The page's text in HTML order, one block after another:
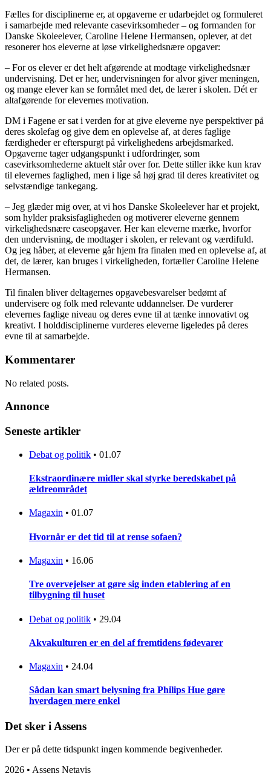
Fælles for disciplinerne er, at opgaverne er udarbejdet og formuleret
i samarbejde med relevante casevirksomheder – og formanden for
Danske Skoleelever, Caroline Helene Hermansen, oplever, at det
resonerer hos eleverne at løse virkelighedsnære opgaver:
– For os elever er det helt afgørende at modtage virkelighedsnær
undervisning. Det er her, undervisningen for alvor giver meningen,
og mange elever kan se formålet med det, de lærer i skolen. Dét er
altafgørende for elevernes motivation.
DM i Fagene er sat i verden for at give eleverne nye perspektiver på
deres skolefag og give dem en oplevelse af, at deres faglige
færdigheder er efterspurgt på virkelighedens arbejdsmarked.
Opgaverne tager udgangspunkt i udfordringer, som
casevirksomhederne aktuelt står over for. Dette stiller ikke kun krav
til elevernes faglighed, men i lige så høj grad til deres kreativitet og
selvstændige tankegang.
– Jeg glæder mig over, at vi hos Danske Skoleelever har et projekt,
som hylder praksisfagligheden og motiverer eleverne gennem
virkelighedsnære caseopgaver. Her kan eleverne mærke, hvorfor
den undervisning, de modtager i skolen, er relevant og værdifuld.
Og jeg håber, at eleverne går hjem fra finalen med en oplevelse af, at
det, de lærer, kan bruges i virkeligheden, fortæller Caroline Helene
Hermansen.
Til finalen bliver deltagernes opgavebesvarelser bedømt af
undervisere og folk med relevante uddannelser. De vurderer
elevernes faglige niveau og deres evne til at tænke innovativt og
kreativt. I holddisciplinerne vurderes eleverne ligeledes på deres
evne til at samarbejde.
Kommentarer
No related posts.
Annonce
Seneste artikler
Debat og politik • 01.07
Ekstraordinære midler skal styrke beredskabet på
ældreområdet
Magaxin • 01.07
Hvornår er det tid til at rense sofaen?
Magaxin • 16.06
Tre overvejelser at gøre sig inden etablering af en
tilbygning til huset
Debat og politik • 29.04
Akvakulturen er en del af fremtidens fødevarer
Magaxin • 24.04
Sådan kan smart belysning fra Philips Hue gøre
hverdagen mere enkel
Det sker i Assens
Der er på dette tidspunkt ingen kommende begivenheder.
2026 • Assens Netavis